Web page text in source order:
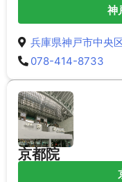
神
兵庫県神戸市中央
078-414-8733
京都院